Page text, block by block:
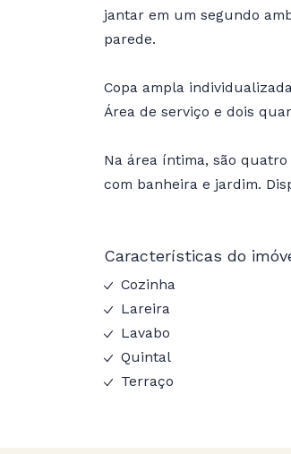
jantar em um segundo
parede.
Copa ampla
Área de serviço e dois
Na área íntima, são
com banheira e jardim.
Características do
Cozinha
Lareira
Lavabo
Quintal
Terraço